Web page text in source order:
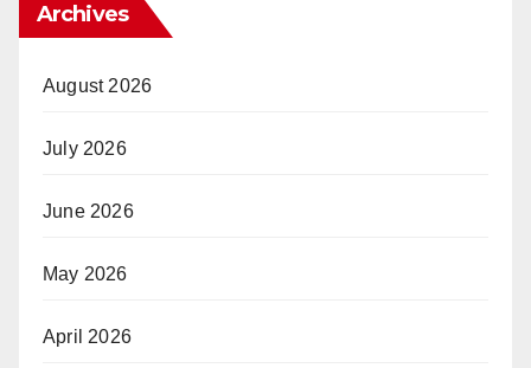
Archives
August 2026
July 2026
June 2026
May 2026
April 2026